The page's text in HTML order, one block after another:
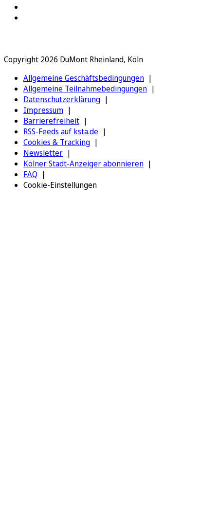
Copyright 2026 DuMont Rheinland, Köln
Allgemeine Geschäftsbedingungen
Allgemeine Teilnahmebedingungen
Datenschutzerklärung
Impressum
Barrierefreiheit
RSS-Feeds auf ksta.de
Cookies & Tracking
Newsletter
Kölner Stadt-Anzeiger abonnieren
FAQ
Cookie-Einstellungen